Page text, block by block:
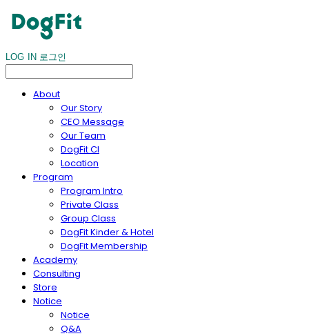
LOG IN 로그인
About
Our Story
CEO Message
Our Team
DogFit CI
Location
Program
Program Intro
Private Class
Group Class
DogFit Kinder & Hotel
DogFit Membership
Academy
Consulting
Store
Notice
Notice
Q&A